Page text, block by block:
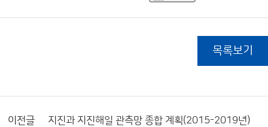
목록보기
이전글 지진과 지진해일 관측망 종합 계획(2015-2019년)